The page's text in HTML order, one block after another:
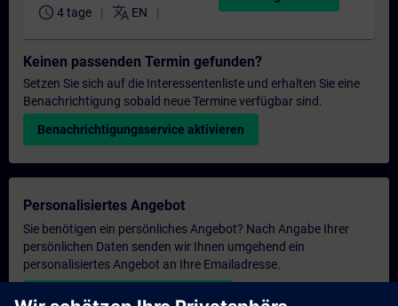
schedule 4 tage translate EN
Keinen passenden Termin gefunden?
Setzen Sie sich auf die Interessentenliste und erhalten Sie eine
Benachrichtigung sobald neue Termine verfügbar sind.
Benachrichtigungsservice aktivieren
Personalisiertes Angebot
Sie benötigen ein persönliches Angebot? Nach Angabe Ihrer
persönlichen Daten senden wir Ihnen umgehend ein
personalisiertes Angebot an Ihre Emailadresse.
Persönliches Angebot zusenden